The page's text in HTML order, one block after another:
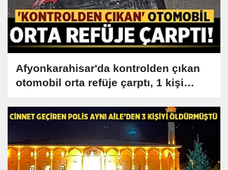
Afyonkarahisar'da kontrolden çıkan
otomobil orta refüje çarptı, 1 kişi
yaralandı